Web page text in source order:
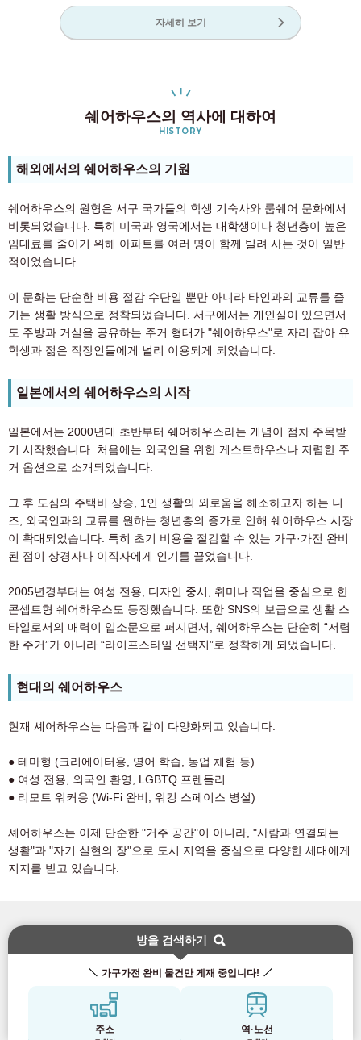
자세히 보기
쉐어하우스의 역사에 대하여
HISTORY
해외에서의 쉐어하우스의 기원
쉐어하우스의 원형은 서구 국가들의 학생 기숙사와 룸쉐어 문화에서
비롯되었습니다. 특히 미국과 영국에서는 대학생이나 청년층이 높은
임대료를 줄이기 위해 아파트를 여러 명이 함께 빌려 사는 것이 일반
적이었습니다.
이 문화는 단순한 비용 절감 수단일 뿐만 아니라 타인과의 교류를 즐
기는 생활 방식으로 정착되었습니다. 서구에서는 개인실이 있으면서
도 주방과 거실을 공유하는 주거 형태가 "쉐어하우스"로 자리 잡아 유
학생과 젊은 직장인들에게 널리 이용되게 되었습니다.
일본에서의 쉐어하우스의 시작
일본에서는 2000년대 초반부터 쉐어하우스라는 개념이 점차 주목받
기 시작했습니다. 처음에는 외국인을 위한 게스트하우스나 저렴한 주
거 옵션으로 소개되었습니다.
그 후 도심의 주택비 상승, 1인 생활의 외로움을 해소하고자 하는 니
즈, 외국인과의 교류를 원하는 청년층의 증가로 인해 쉐어하우스 시장
이 확대되었습니다. 특히 초기 비용을 절감할 수 있는 가구·가전 완비
된 점이 상경자나 이직자에게 인기를 끌었습니다.
2005년경부터는 여성 전용, 디자인 중시, 취미나 직업을 중심으로 한
콘셉트형 쉐어하우스도 등장했습니다. 또한 SNS의 보급으로 생활 스
타일로서의 매력이 입소문으로 퍼지면서, 쉐어하우스는 단순히 “저렴
한 주거”가 아니라 “라이프스타일 선택지”로 정착하게 되었습니다.
현대의 쉐어하우스
현재 셰어하우스는 다음과 같이 다양화되고 있습니다:
● 테마형 (크리에이터용, 영어 학습, 농업 체험 등)
● 여성 전용, 외국인 환영, LGBTQ 프렌들리
● 리모트 워커용 (Wi-Fi 완비, 워킹 스페이스 병설)
셰어하우스는 이제 단순한 "거주 공간"이 아니라, "사람과 연결되는
생활"과 "자기 실현의 장"으로 도시 지역을 중심으로 다양한 세대에게
지지를 받고 있습니다.
방을 검색하기
가구가전 완비 물건만 게재 중입니다!
주소 역·노선